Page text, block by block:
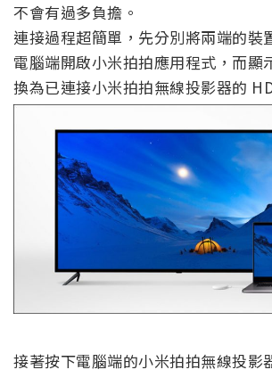
不會有過多負擔。
連接過程超簡單，先分別將兩端的裝
電腦端開啟小米拍拍應用程式，而顯
換為已連接小米拍拍無線投影器的
接著按下電腦端的小米拍拍無線投影